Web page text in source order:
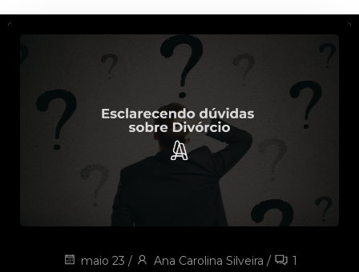
maio 23 / Ana Carolina Silveira / 1